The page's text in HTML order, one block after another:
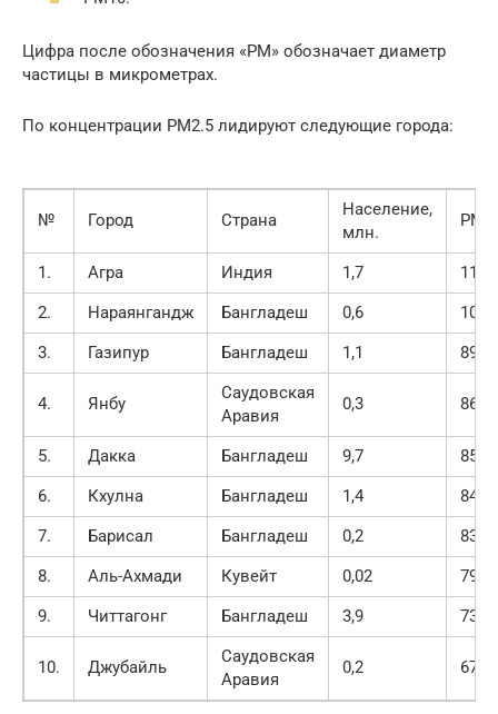
Цифра после обозначения «PM» обозначает диаметр
частицы в микрометрах.
По концентрации РМ2.5 лидируют следующие города:
№ Город Страна
Население,
млн.
1. Агра Индия 1,7
115
2.
Нараянгандж Бангладеш 0,6
107
3.
Газипур Бангладеш 1,1 89
4. Янбу
Саудовская
Аравия
0,3 86
5. Дакка Бангладеш 9,7
85
6.
Кхулна Бангладеш 1,4
84
7.
Барисал Бангладеш 0,2
83
8.
Аль-Ахмади Кувейт 0,02
79
9.
Читтагонг Бангладеш 3,9 73
10. Джубайль
Саудовская
Аравия
0,2 67